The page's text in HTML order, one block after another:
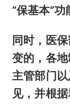
“保基本”功
同时，医
变的，各
主管部门
见，并根